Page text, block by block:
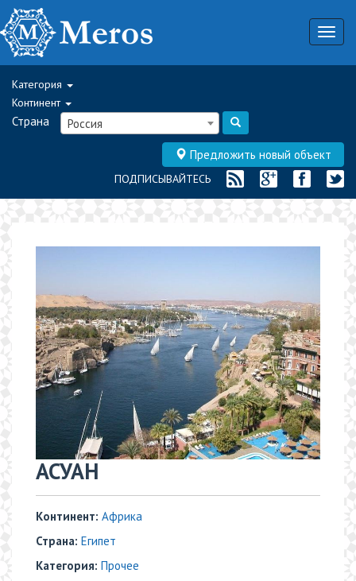
Категория
Континент
Страна Россия
Предложить новый объект
ПОДПИСЫВАЙТЕСЬ
АСУАН
Континент: Африка
Страна: Египет
Категория: Прочее